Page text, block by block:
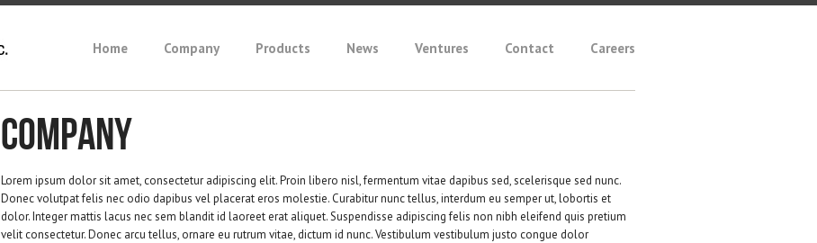
Home Company Products News Ventures Contact Careers
Company
Lorem ipsum dolor sit amet, consectetur adipiscing elit. Proin libero nisl, fermentum vitae dapibus sed, scelerisque sed nunc.
Donec volutpat felis nec odio dapibus vel placerat eros molestie. Curabitur nunc tellus, interdum eu semper ut, lobortis et
dolor. Integer mattis lacus nec sem blandit id laoreet erat aliquet. Suspendisse adipiscing felis non nibh eleifend quis pretium
velit consectetur. Donec arcu tellus, ornare eu rutrum vitae, dictum id nunc. Vestibulum vestibulum justo congue dolor